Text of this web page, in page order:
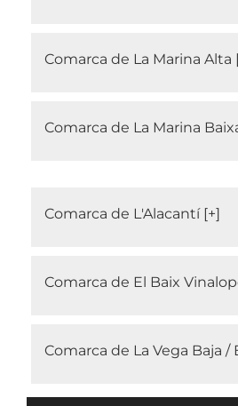
Comarca de La Marina Alta
Comarca de La Marina
Comarca de L'Alacantí
Comarca de El Baix
Comarca de La Vega Baja /